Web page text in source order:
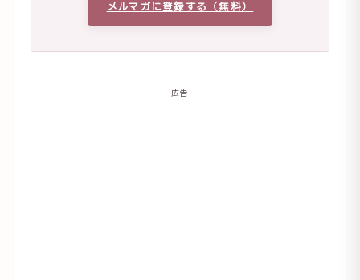
メルマガに登録する（無料）
広告